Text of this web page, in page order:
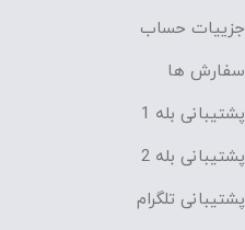
جزییات حساب
سفارش ها
پشتیبانی بله 1
پشتیبانی بله 2
پشتیبانی تلگرام